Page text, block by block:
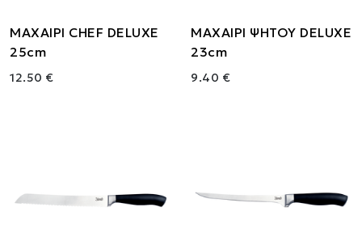
ΜΑΧΑΙΡΙ CHEF DELUXE
25cm
12.50 €
ΜΑΧΑΙΡΙ ΨΗΤΟΥ DELUXE
23cm
9.40 €